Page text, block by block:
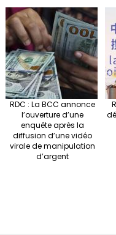
RDC : La BCC annonce
l’ouverture d’une
enquête après la
diffusion d’une vidéo
virale de manipulation
d’argent